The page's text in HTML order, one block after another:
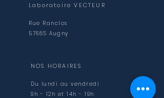
Laboratoire VECTEUR
Rue Ranclos
57685 Augny
NOS HORAIRES
Du lundi au vendredi
9h - 12h et 14h - 19h